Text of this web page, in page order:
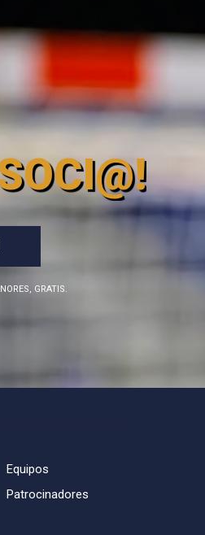
GRATIS.
Equipos
Patrocinadores